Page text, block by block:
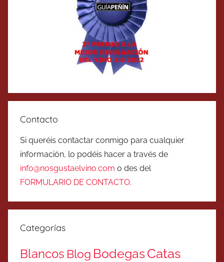
Contacto
Si queréis contactar conmigo para cualquier
información, lo podéis hacer a través de
info@nosgustaelvino.com o des del
FORMULARIO DE CONTACTO.
Categorías
Blancos Blog BodegasCatas